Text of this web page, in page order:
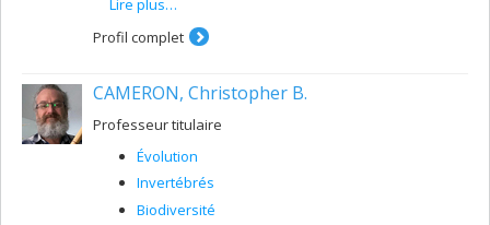
computationnelle afin de décoder l’information
contenue dans les génomes et de relier données
individuelles et dynamiques à grande échelle.
Profil complet
CAMERON, Christopher B.
Professeur titulaire
Évolution
Invertébrés
Biodiversité